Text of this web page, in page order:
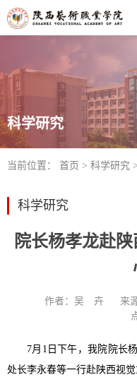
科学研究
当前位置： 首页 > 科学研究
科学研究
院长杨孝龙赴
作者：吴 卉 来
7月1日下午，我院 院长
处长李永春等一行赴陕西视